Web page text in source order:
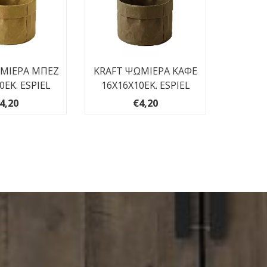
ΜΠΕΖ
ESPIEL
KRAFT ΨΩΜΙΕΡΑ ΚΑΦΕ
16Χ16Χ10ΕΚ. ESPIEL
€4,20